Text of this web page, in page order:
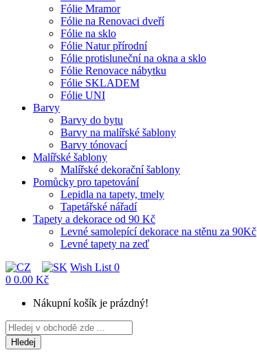
Fólie Mramor
Fólie na Renovaci dveří
Fólie na sklo
Fólie Natur přírodní
Fólie protisluneční na okna a sklo
Fólie Renovace nábytku
Fólie SKLADEM
Fólie UNI
Barvy
Barvy do bytu
Barvy na malířské šablony
Barvy tónovací
Malířské šablony
Malířské dekorační šablony
Pomůcky pro tapetování
Lepidla na tapety, tmely
Tapetářské nářadí
Tapety a dekorace od 90 Kč
Levné samolepící dekorace na stěnu za 90Kč
Levné tapety na zeď
Wish List 0
0 0.00 Kč
Nákupní košík je prázdný!
Hledej